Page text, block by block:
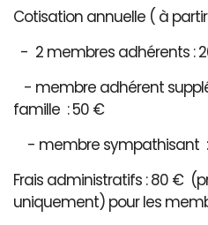
Cotisation annuelle ( à
- 2 membres adhérents :
- membre adhérent
famille : 50 €
- membre sympathisant
Frais administratifs : 80 €
uniquement) pour les